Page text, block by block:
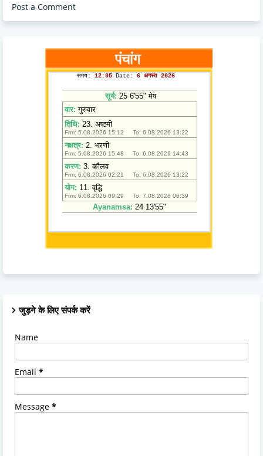
Post a Comment
जुड़ने के लिए संपर्क करें
Name
Email *
Message *